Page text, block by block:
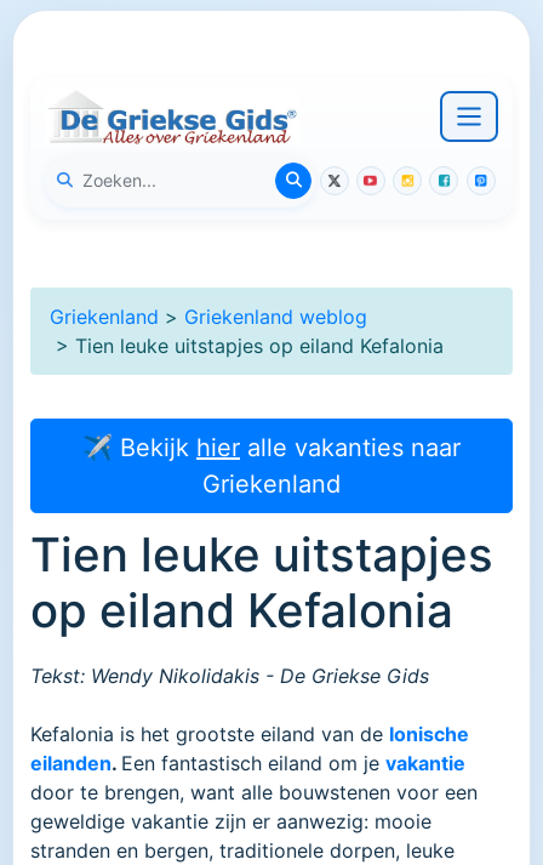
Griekenland > Griekenland weblog
> Tien leuke uitstapjes op eiland Kefalonia
✈ Bekijk hier alle vakanties naar
Griekenland
Tien leuke uitstapjes
op eiland Kefalonia
Tekst: Wendy Nikolidakis - De Griekse Gids
Kefalonia is het grootste eiland van de Ionische
eilanden. Een fantastisch eiland om je vakantie
door te brengen, want alle bouwstenen voor een
geweldige vakantie zijn er aanwezig: mooie
stranden en bergen, traditionele dorpen, leuke